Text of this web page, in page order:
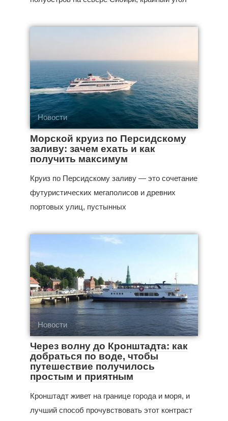
Новости
Морской круиз по Персидскому
заливу: зачем ехать и как
получить максимум
Круиз по Персидскому заливу — это сочетание
футуристических мегаполисов и древних
портовых улиц, пустынных
Новости
Через волну до Кронштадта: как
добраться по воде, чтобы
путешествие получилось
простым и приятным
Кронштадт живет на границе города и моря, и
лучший способ прочувствовать этот контраст